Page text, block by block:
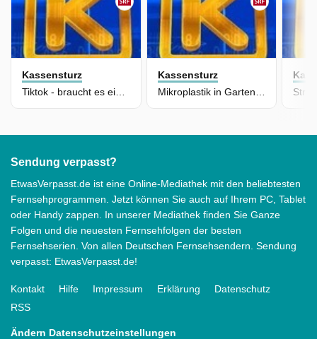
Kassensturz
Kassensturz
Sendung verpasst?
EtwasVerpasst.de ist eine Online-Mediathek mit den beliebtesten
Fernsehprogrammen. Jetzt können Sie auch auf Ihrem PC, Tablet
oder Handy zappen. In unserer Mediathek finden Sie Ganze
Folgen und die neuesten Fernsehfolgen der besten
Fernsehserien. Von allen Deutschen Fernsehsendern. Sendung
verpasst: EtwasVerpasst.de!
Kontakt Hilfe Impressum Erklärung
Datenschutz
RSS
Ändern Datenschutzeinstellungen